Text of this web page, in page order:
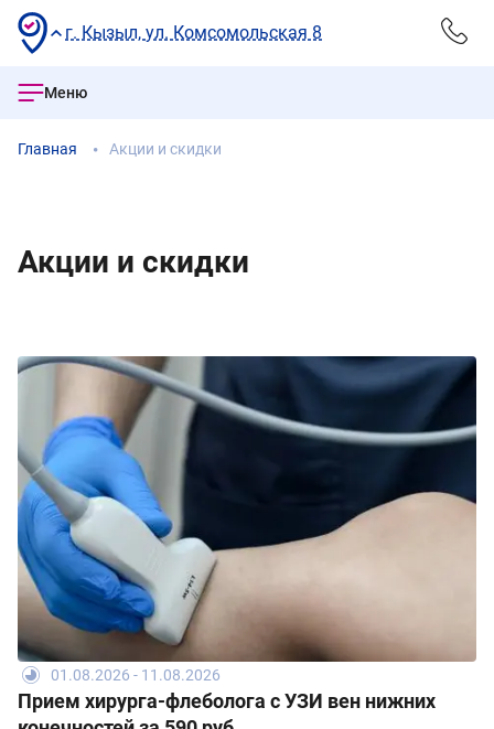
г. Кызыл, ул. Комсомольская 8
Меню
Главная Акции и скидки
Акции и скидки
01.08.2026 - 11.08.2026
Прием хирурга-флеболога с УЗИ вен нижних